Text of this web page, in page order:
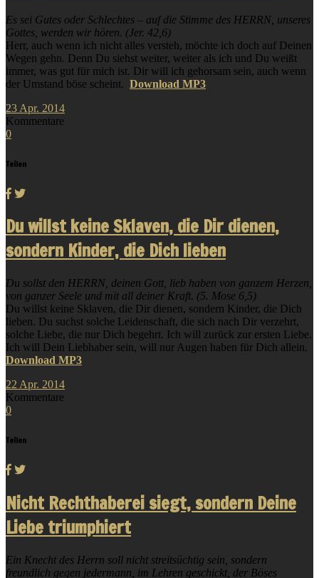
Es sei Gutes oder Schlechtes – auf die Stimme des HERRN, unseres
Gottes, werden wir hören. (Jer. 42,6)
Herr, auch wenn ich nicht alles versteh, möchte ich doch auf Deinen
Wegen gehn. Denn Du siehst weiter, weiter als ich und Du weißt
immer, was gut für mich ist. Dir will ich gehorsam sein, auch wenn
der Umstand böse scheint. Download MP3
23 Apr. 2014
Kommentare
0
Teilen
Du willst keine Sklaven, die Dir dienen,
sondern Kinder, die Dich lieben
Du sollst den HERRN, deinen Gott, lieb haben von ganzem Herzen,
von ganzer Seele und mit all deiner Kraft. (5. Mose 6,5)
Du willst keine Sklaven, die Dir dienen, sondern Kinder, die Dich
lieben. Du suchst solche Leidenschaft, die sich nach Dir verzehrt,
solche Liebe, die nur Dich begehrt. Ich will zurück zur ersten Liebe.
Ich will Dein Liebhaber sein, will nur Augen haben für Dich allein.
Download MP3
22 Apr. 2014
Kommentare
0
Teilen
Nicht Rechthaberei siegt, sondern Deine
Liebe triumphiert
Ein Knecht des Herrn soll nicht streitsüchtig sein, sondern
freundlich gegen jedermann, im Lehren geschickt, der Böses